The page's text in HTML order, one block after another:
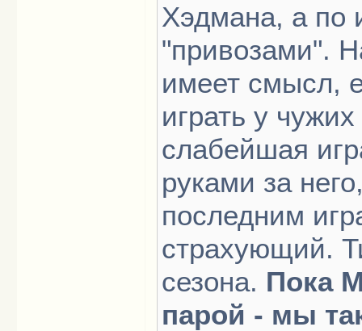
Хэдмана, а по
"привозами".
имеет смысл,
играть у
слабейшая
руками за
последним
страхующий.
сезона. Пока
парой - мы